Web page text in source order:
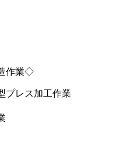
作業◇
プレス加工作業